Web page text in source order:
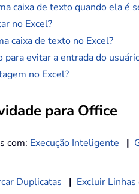
caixa de texto quando ela é
no Excel?
caixa de texto no Excel?
evitar a entrada do
no Excel?
para Office
com: Execução Inteligente |
Duplicatas | Excluir